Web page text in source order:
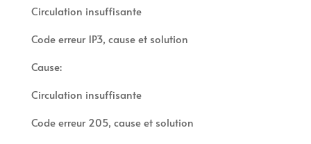
Circulation insuffisante
Code erreur 1P3, cause et solution
Cause:
Circulation insuffisante
Code erreur 205, cause et solution